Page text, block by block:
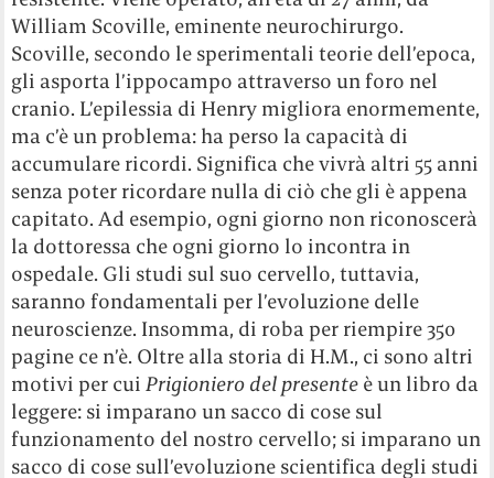
William Scoville, eminente neurochirurgo.
Scoville, secondo le sperimentali teorie dell’epoca,
gli asporta l’ippocampo attraverso un foro nel
cranio. L’epilessia di Henry migliora enormemente,
ma c’è un problema: ha perso la capacità di
accumulare ricordi. Significa che vivrà altri 55 anni
senza poter ricordare nulla di ciò che gli è appena
capitato. Ad esempio, ogni giorno non riconoscerà
la dottoressa che ogni giorno lo incontra in
ospedale. Gli studi sul suo cervello, tuttavia,
saranno fondamentali per l’evoluzione delle
neuroscienze. Insomma, di roba per riempire 350
pagine ce n’è. Oltre alla storia di H.M., ci sono altri
motivi per cuiPrigioniero del presente è un libro da
leggere: si imparano un sacco di cose sul
funzionamento del nostro cervello; si imparano un
sacco di cose sull’evoluzione scientifica degli studi